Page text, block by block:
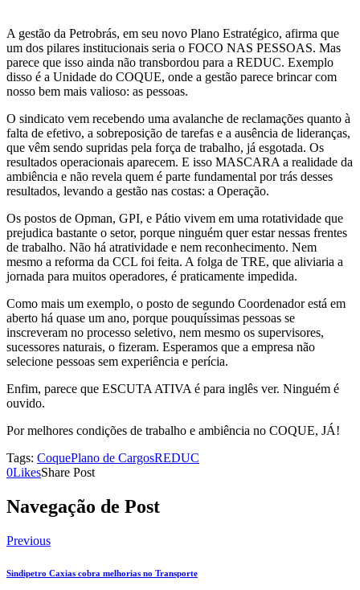
A gestão da Petrobrás, em seu novo Plano Estratégico, afirma que
um dos pilares institucionais seria o FOCO NAS PESSOAS. Mas
parece que isso ainda não transbordou para a REDUC. Exemplo
disso é a Unidade do COQUE, onde a gestão parece brincar com
nosso bem mais valioso: as pessoas.
O sindicato vem recebendo uma avalanche de reclamações quanto à
falta de efetivo, a sobreposição de tarefas e a ausência de lideranças,
que vêm sendo supridas pela força de trabalho, já esgotada. Os
resultados operacionais aparecem. E isso MASCARA a realidade da
ambiência e não revela quem é parte fundamental por trás desses
resultados, levando a gestão nas costas: a Operação.
Os postos de Opman, GPI, e Pátio vivem em uma rotatividade que
prejudica bastante o setor, porque ninguém quer estar nessas frentes
de trabalho. Não há atratividade e nem reconhecimento. Nem
mesmo a reforma da CCL foi feita. A folga de TRE, que aliviaria a
jornada para muitos operadores, é praticamente impedida.
Como mais um exemplo, o posto de segundo Coordenador está em
aberto há quase um ano, porque pouquíssimas pessoas se
inscreveram no processo seletivo, nem mesmo os supervisores,
sucessores naturais, o fizeram. Esperamos que a empresa não
selecione pessoas sem experiência e perícia.
Enfim, parece que ESCUTA ATIVA é para inglês ver. Ninguém é
ouvido.
Por melhores condições de trabalho e ambiência no COQUE, JÁ!
Tags: CoquePlano de CargosREDUC
0LikesShare Post
Navegação de Post
Previous
Sindipetro Caxias cobra melhorias no Transporte